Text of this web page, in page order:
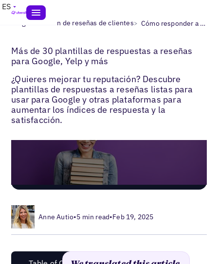
ES
Blogs> Gestión de reseñas de clientes> Cómo responder a las reseñas
Más de 30 plantillas de respuestas a reseñas
para Google, Yelp y más
¿Quieres mejorar tu reputación? Descubre
plantillas de respuestas a reseñas listas para
usar para Google y otras plataformas para
aumentar los índices de respuesta y la
satisfacción.
Anne Autio•5 min read•Feb 19, 2025